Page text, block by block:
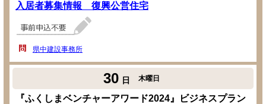
入居者募集情報 復興公営住宅
県中建設事務所
30 日 木曜日
『ふくしまベンチャーアワード2024』ビジネスプラン